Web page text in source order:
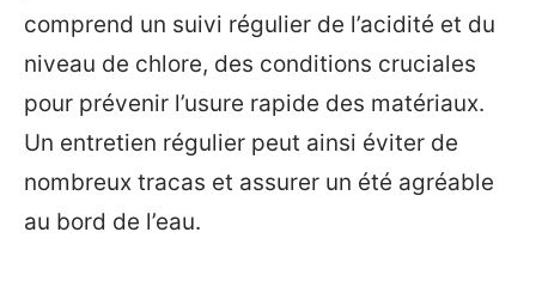
comprend un suivi régulier de l’acidité et du
niveau de chlore, des conditions cruciales
pour prévenir l’usure rapide des matériaux.
Un entretien régulier peut ainsi éviter de
nombreux tracas et assurer un été agréable
au bord de l’eau.